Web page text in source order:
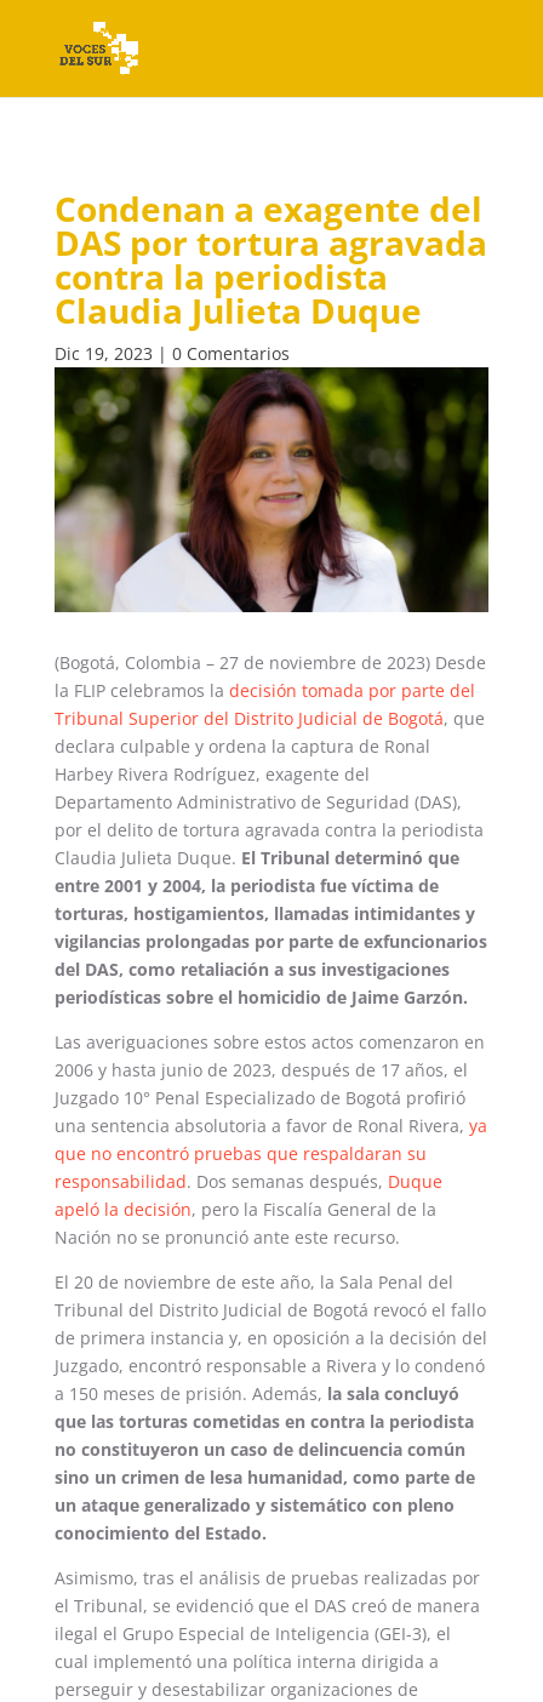
Condenan a exagente del
DAS por tortura agravada
contra la periodista
Claudia Julieta Duque
Dic 19, 2023 | 0 Comentarios
(Bogotá, Colombia – 27 de noviembre de 2023) Desde
la FLIP celebramos la decisión tomada por parte del
Tribunal Superior del Distrito Judicial de Bogotá, que
declara culpable y ordena la captura de Ronal
Harbey Rivera Rodríguez, exagente del
Departamento Administrativo de Seguridad (DAS),
por el delito de tortura agravada contra la periodista
Claudia Julieta Duque. El Tribunal determinó que
entre 2001 y 2004, la periodista fue víctima de
torturas, hostigamientos, llamadas intimidantes y
vigilancias prolongadas por parte de exfuncionarios
del DAS, como retaliación a sus investigaciones
periodísticas sobre el homicidio de Jaime Garzón.
Las averiguaciones sobre estos actos comenzaron en
2006 y hasta junio de 2023, después de 17 años, el
Juzgado 10° Penal Especializado de Bogotá profirió
una sentencia absolutoria a favor de Ronal Rivera, ya
que no encontró pruebas que respaldaran su
responsabilidad. Dos semanas después, Duque
apeló la decisión, pero la Fiscalía General de la
Nación no se pronunció ante este recurso.
El 20 de noviembre de este año, la Sala Penal del
Tribunal del Distrito Judicial de Bogotá revocó el fallo
de primera instancia y, en oposición a la decisión del
Juzgado, encontró responsable a Rivera y lo condenó
a 150 meses de prisión. Además, la sala concluyó
que las torturas cometidas en contra la periodista
no constituyeron un caso de delincuencia común
sino un crimen de lesa humanidad, como parte de
un ataque generalizado y sistemático con pleno
conocimiento del Estado.
Asimismo, tras el análisis de pruebas realizadas por
el Tribunal, se evidenció que el DAS creó de manera
ilegal el Grupo Especial de Inteligencia (GEI-3), el
cual implementó una política interna dirigida a
perseguir y desestabilizar organizaciones de